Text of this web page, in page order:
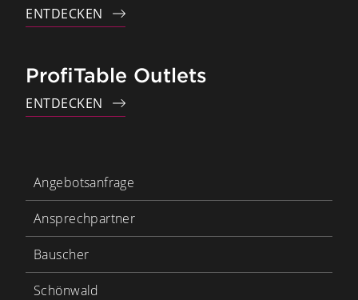
ENTDECKEN
ProfiTable Outlets
ENTDECKEN
Angebotsanfrage
Ansprechpartner
Bauscher
Schönwald